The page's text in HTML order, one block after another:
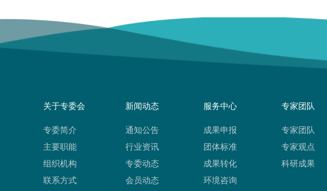
关于专委会
专委简介
主要职能
组织机构
联系方式
新闻动态
通知公告
行业资讯
专委动态
会员动态
服务中心
成果申报
团体标准
成果转化
环境咨询
专家团队
专家团队
专家观点
科研成果